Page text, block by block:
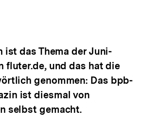
ist das Thema der Juni-
fluter.de, und das hat die
genommen: Das bpb-
ist diesmal von
selbst gemacht.